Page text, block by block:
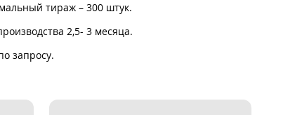
тираж – 300 штук.
2,5- 3 месяца.
запросу.